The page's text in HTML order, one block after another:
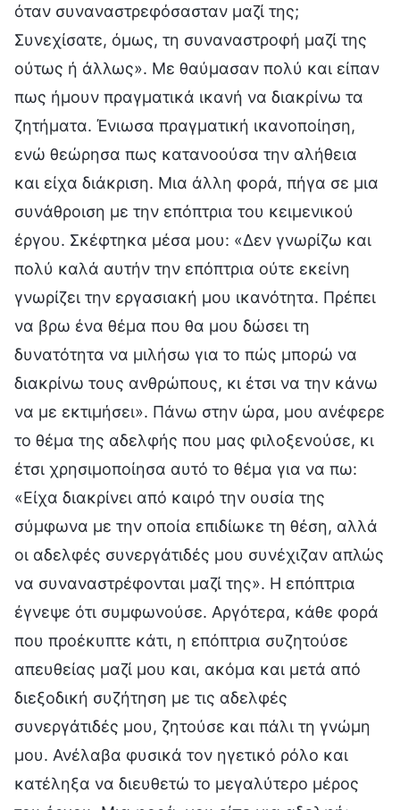
όταν συναναστρεφόσασταν μαζί της;
Συνεχίσατε, όμως, τη συναναστροφή μαζί της
ούτως ή άλλως». Με θαύμασαν πολύ και είπαν
πως ήμουν πραγματικά ικανή να διακρίνω τα
ζητήματα. Ένιωσα πραγματική ικανοποίηση,
ενώ θεώρησα πως κατανοούσα την αλήθεια
και είχα διάκριση. Μια άλλη φορά, πήγα σε μια
συνάθροιση με την επόπτρια του κειμενικού
έργου. Σκέφτηκα μέσα μου: «Δεν γνωρίζω και
πολύ καλά αυτήν την επόπτρια ούτε εκείνη
γνωρίζει την εργασιακή μου ικανότητα. Πρέπει
να βρω ένα θέμα που θα μου δώσει τη
δυνατότητα να μιλήσω για το πώς μπορώ να
διακρίνω τους ανθρώπους, κι έτσι να την κάνω
να με εκτιμήσει». Πάνω στην ώρα, μου ανέφερε
το θέμα της αδελφής που μας φιλοξενούσε, κι
έτσι χρησιμοποίησα αυτό το θέμα για να πω:
«Είχα διακρίνει από καιρό την ουσία της
σύμφωνα με την οποία επιδίωκε τη θέση, αλλά
οι αδελφές συνεργάτιδές μου συνέχιζαν απλώς
να συναναστρέφονται μαζί της». Η επόπτρια
έγνεψε ότι συμφωνούσε. Αργότερα, κάθε φορά
που προέκυπτε κάτι, η επόπτρια συζητούσε
απευθείας μαζί μου και, ακόμα και μετά από
διεξοδική συζήτηση με τις αδελφές
συνεργάτιδές μου, ζητούσε και πάλι τη γνώμη
μου. Ανέλαβα φυσικά τον ηγετικό ρόλο και
κατέληξα να διευθετώ το μεγαλύτερο μέρος